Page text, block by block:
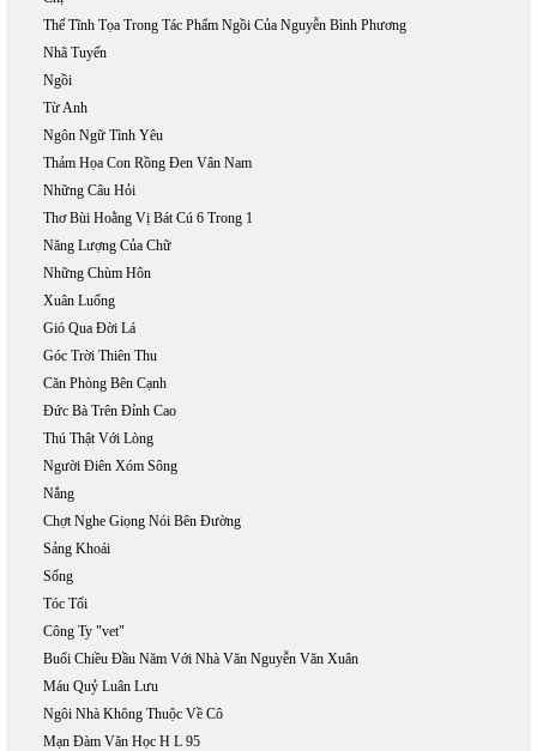
Thế Tĩnh Tọa Trong Tác Phẩm Ngồi Của Nguyễn Bình Phương
Nhã Tuyến
Ngồi
Từ Anh
Ngôn Ngữ Tình Yêu
Thảm Họa Con Rồng Đen Vân Nam
Những Câu Hỏi
Thơ Bùi Hoằng Vị Bát Cú 6 Trong 1
Năng Lượng Của Chữ
Những Chùm Hôn
Xuân Luống
Gió Qua Đời Lá
Góc Trời Thiên Thu
Căn Phòng Bên Cạnh
Đức Bà Trên Đỉnh Cao
Thú Thật Với Lòng
Người Điên Xóm Sông
Nắng
Chợt Nghe Giọng Nói Bên Đường
Sảng Khoái
Sống
Tóc Tối
Công Ty "vet"
Buổi Chiều Đầu Năm Với Nhà Văn Nguyễn Văn Xuân
Máu Quỷ Luân Lưu
Ngôi Nhà Không Thuộc Về Cô
Mạn Đàm Văn Học H L 95